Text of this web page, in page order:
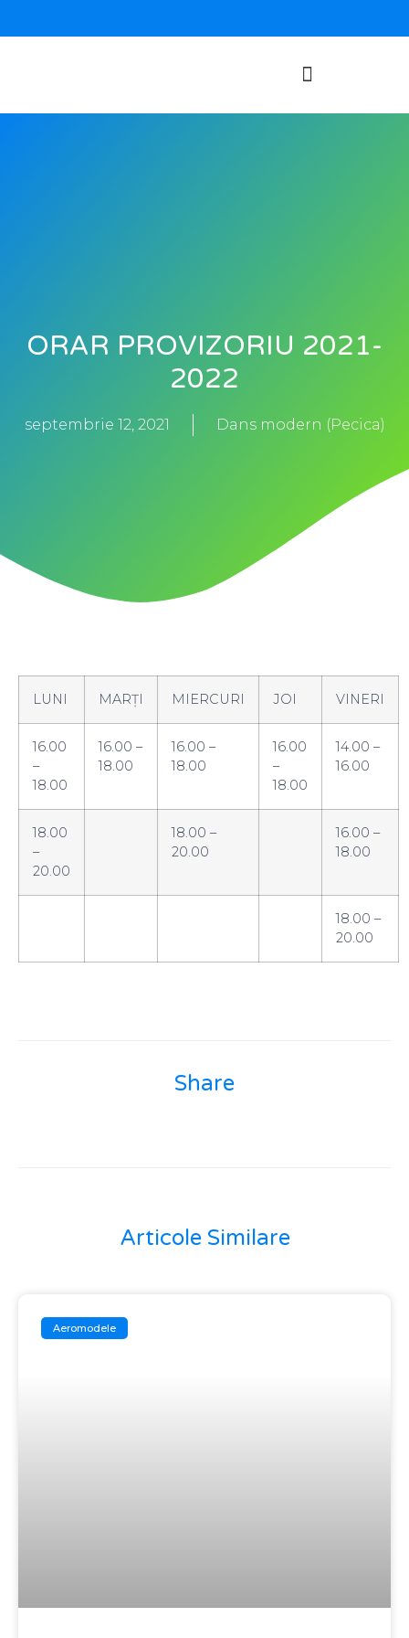
ORAR PROVIZORIU 2021-
2022
septembrie 12, 2021 Dans modern (Pecica)
LUNI MARȚI MIERCURI JOI VINERI
16.00
–
18.00
16.00 –
18.00
16.00 –
18.00
16.00
–
18.00
14.00 –
16.00
18.00
–
20.00
18.00 –
20.00
16.00 –
18.00
18.00 –
20.00
Share
Articole Similare
Aeromodele